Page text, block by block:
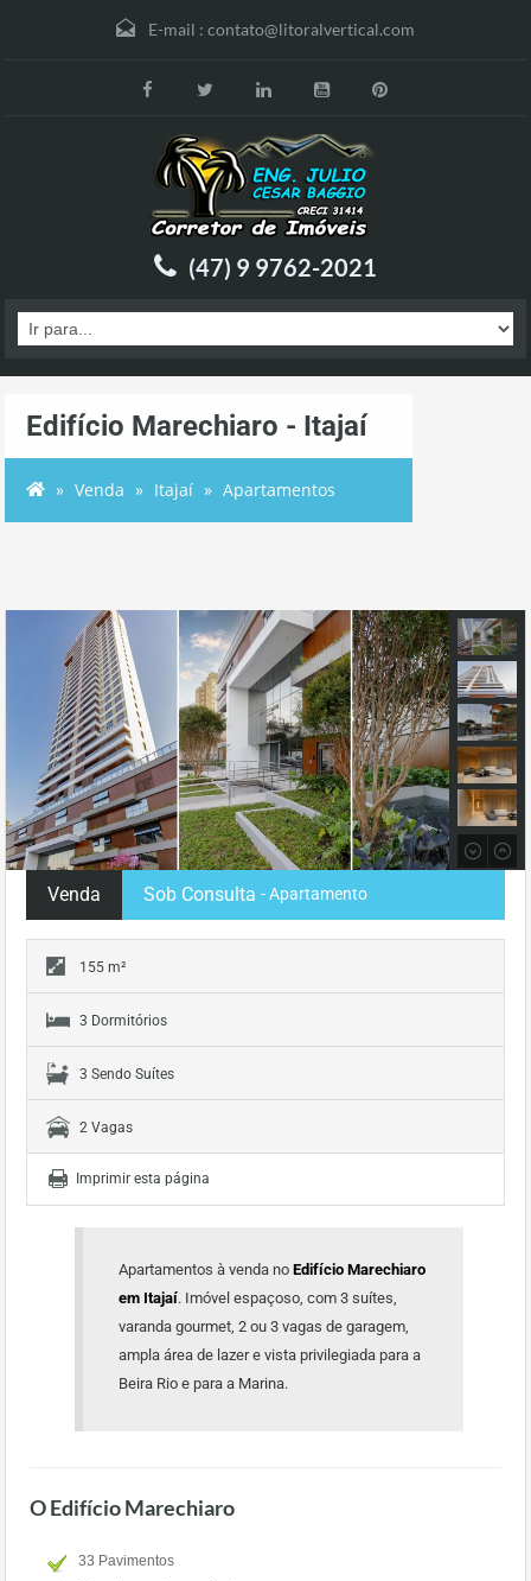
E-mail : contato@litoralvertical.com
(47) 9 9762-2021
Edifício Marechiaro - Itajaí
Venda Itajaí Apartamentos
Venda Sob Consulta - Apartamento
155 m²
3 Dormitórios
3 Sendo Suítes
2 Vagas
Imprimir esta página
Apartamentos à venda no Edifício Marechiaro
em Itajaí. Imóvel espaçoso, com 3 suítes,
varanda gourmet, 2 ou 3 vagas de garagem,
ampla área de lazer e vista privilegiada para a
Beira Rio e para a Marina.
O Edifício Marechiaro
33 Pavimentos